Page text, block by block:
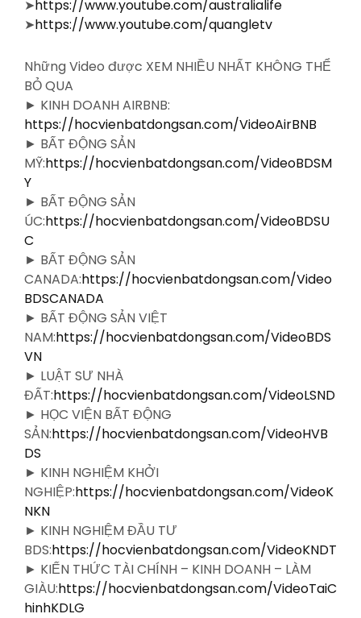
➤https://www.youtube.com/australialife
➤https://www.youtube.com/quangletv
Những Video được XEM NHIỀU NHẤT KHÔNG THỂ
BỎ QUA
► KINH DOANH AIRBNB:
https://hocvienbatdongsan.com/VideoAirBNB
► BẤT ĐỘNG SẢN
MỸ:https://hocvienbatdongsan.com/VideoBDSM
Y
► BẤT ĐỘNG SẢN
ÚC:https://hocvienbatdongsan.com/VideoBDSU
C
► BẤT ĐỘNG SẢN
CANADA:https://hocvienbatdongsan.com/Video
BDSCANADA
► BẤT ĐỘNG SẢN VIỆT
NAM:https://hocvienbatdongsan.com/VideoBDS
VN
► LUẬT SƯ NHÀ
ĐẤT:https://hocvienbatdongsan.com/VideoLSND
► HỌC VIỆN BẤT ĐỘNG
SẢN:https://hocvienbatdongsan.com/VideoHVB
DS
► KINH NGHIỆM KHỞI
NGHIỆP:https://hocvienbatdongsan.com/VideoK
NKN
► KINH NGHIỆM ĐẦU TƯ
BDS:https://hocvienbatdongsan.com/VideoKNDT
► KIẾN THỨC TÀI CHÍNH – KINH DOANH – LÀM
GIÀU:https://hocvienbatdongsan.com/VideoTaiC
hinhKDLG